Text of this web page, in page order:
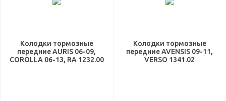
Колодки тормозные
передние AURIS 06-09,
COROLLA 06-13, RA 1232.00
Колодки тормозные
передние AVENSIS 09-11,
VERSO 1341.02